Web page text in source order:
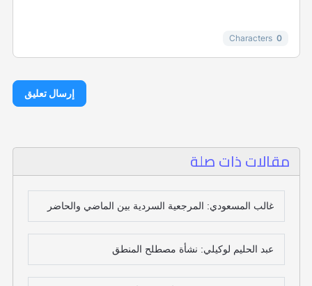
0
Characters
إرسال تعليق
مقالات ذات صلة
غالب المسعودي: المرجعية السردية بين الماضي والحاضر
عبد الحليم لوكيلي: نشأة مصطلح المنطق